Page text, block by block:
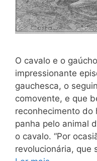
O cavalo e o
impressionante
gauchesca, o
comovente, e que
reconhecimento
panha pelo animal
o cavalo. “Por
revolucionária, que